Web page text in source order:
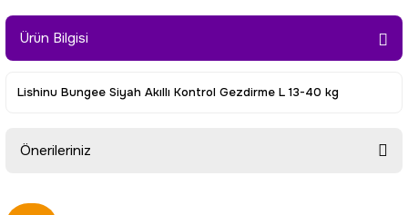
Ürün Bilgisi
Lishinu Bungee Siyah Akıllı Kontrol Gezdirme L 13-40 kg
Önerileriniz
Bu ürünün fiyat bilgisi, resim, ürün açıklamalarında ve diğer